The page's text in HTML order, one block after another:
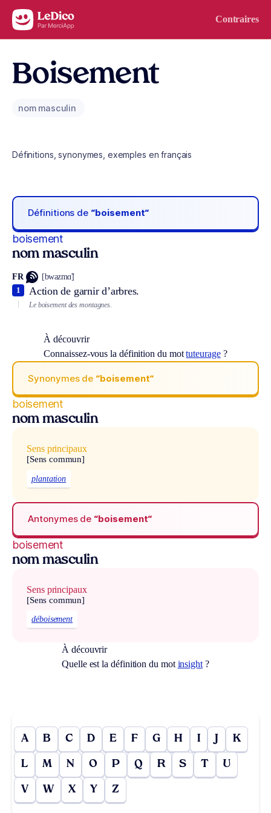
Aller au contenu Contraires
Boisement
nom masculin
Définitions, synonymes, exemples en français
Définitions de “boisement“
boisement
nom masculin
FR [bwazmɑ̃]
Action de garnir d’arbres.
1
Le boisement des montagnes.
À découvrir
Connaissez-vous la définition du mottuteurage?
Synonymes de “boisement“
boisement
nom masculin
Sens principaux
[Sens commun]
plantation
Antonymes de “boisement“
boisement
nom masculin
Sens principaux
[Sens commun]
déboisement
À découvrir
Quelle est la définition du mot insight ?
A B C D E F G H I J K
L M N O P Q R S T U
V W X Y Z